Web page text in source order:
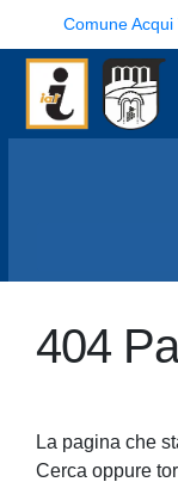
Comune Acqui
404
La pagina che
Cerca oppure